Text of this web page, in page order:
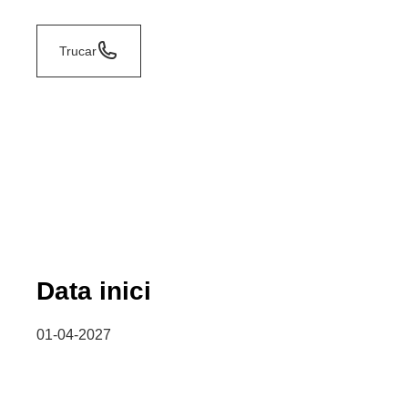
Trucar
Data inici
01-04-2027